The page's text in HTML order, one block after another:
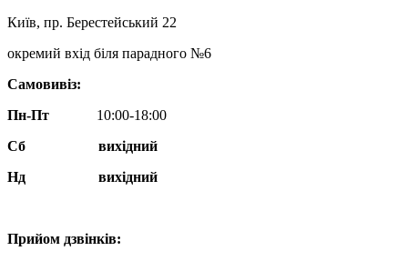
Київ, пр. Берестейський 22
окремий вхід біля парадного №6
Самовивіз:
Пн-Пт
10:00-18:00
Сб
вихідний
Нд
вихідний
Прийом дзвінків: